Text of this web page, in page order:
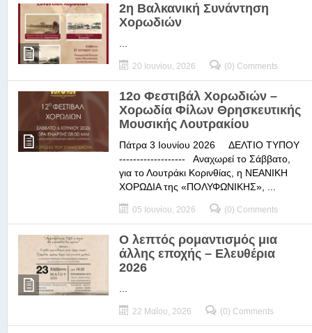
2η Βαλκανική Συνάντηση
Χορωδιών
20 Ιουνίου, 2026 (0) Comments
12ο Φεστιβάλ Χορωδιών –
Χορωδία Φίλων Θρησκευτικής
Μουσικής Λουτρακίου
Πάτρα 3 Ιουνίου 2026 ΔΕΛΤΙΟ ΤΥΠΟΥ
------------------- Αναχωρεί το Σάββατο,
για το Λουτράκι Κορινθίας, η ΝΕΑΝΙΚΗ
ΧΟΡΩΔΙΑ της «ΠΟΛΥΦΩΝΙΚΗΣ», ...
05 Ιουνίου, 2026 (0) Comments
Ο λεπτός ρομαντισμός μια
άλλης εποχής – Ελευθέρια
2026
22 Μαΐου, 2026 (0) Comments